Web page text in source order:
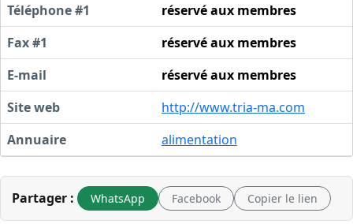
Téléphone #1
réservé aux membres
Fax #1
réservé aux membres
E-mail
réservé aux membres
Site web
http://www.tria-ma.com
Annuaire
alimentation
Partager : WhatsApp Facebook Copier le lien